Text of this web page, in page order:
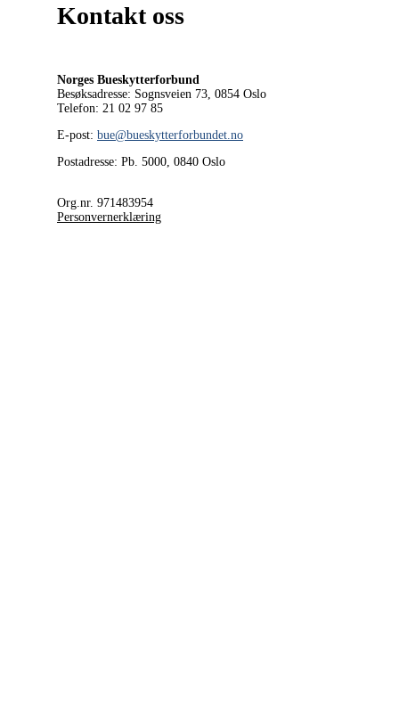
Kontakt oss
Norges Bueskytterforbund
Besøksadresse: Sognsveien 73, 0854 Oslo
Telefon: 21 02 97 85
E-post: bue@bueskytterforbundet.no
Postadresse: Pb. 5000, 0840 Oslo
Org.nr. 971483954
Personvernerklæring